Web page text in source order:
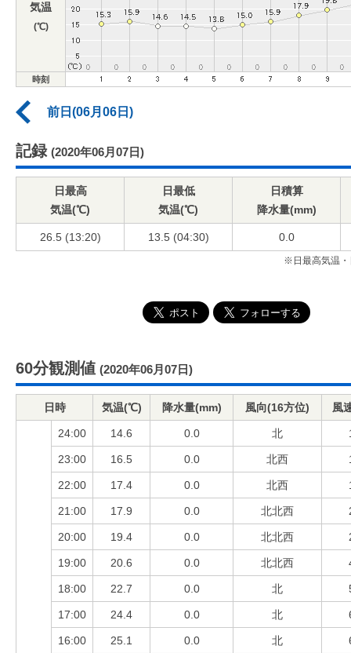
気温
(℃)
時刻
前日(06月06日)
記録 (2020年06月07日)
日最高
気温(℃)
日最低
気温(℃)
日積算
降水量(mm)
26.5 (13:20) 13.5 (04:30) 0.0
※日最高気温・
60分観測値 (2020年06月07日)
日時 気温(℃) 降水量(mm) 風向(16方位) 風
24:00 14.6 0.0 北
23:00 16.5 0.0 北西
22:00 17.4 0.0 北西
21:00 17.9 0.0 北北西
20:00 19.4 0.0 北北西
19:00 20.6 0.0 北北西
18:00 22.7 0.0 北
17:00 24.4 0.0 北
16:00 25.1 0.0 北